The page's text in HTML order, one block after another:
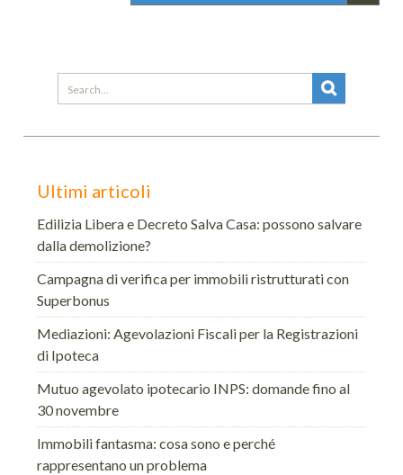
Search
for:
Ultimi articoli
Edilizia Libera e Decreto Salva Casa: possono salvare
dalla demolizione?
Campagna di verifica per immobili ristrutturati con
Superbonus
Mediazioni: Agevolazioni Fiscali per la Registrazioni
di Ipoteca
Mutuo agevolato ipotecario INPS: domande fino al
30 novembre
Immobili fantasma: cosa sono e perché
rappresentano un problema